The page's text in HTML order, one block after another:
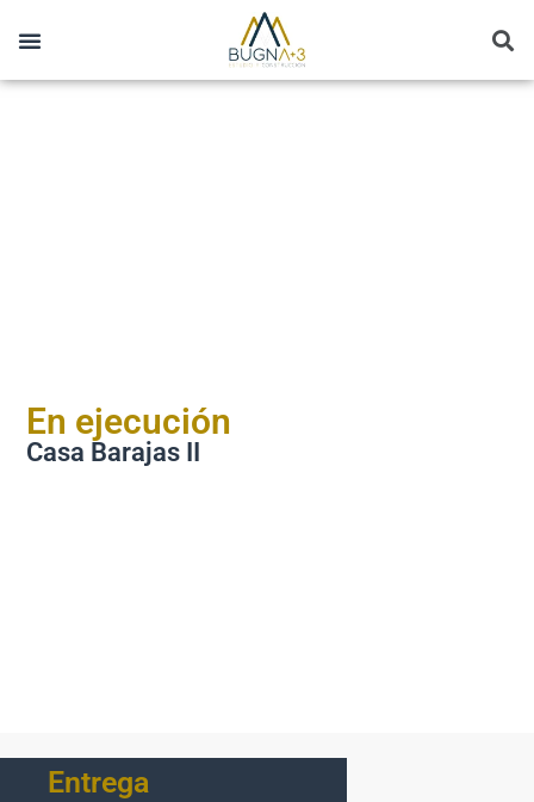
En ejecución
Casa Barajas II
Entrega